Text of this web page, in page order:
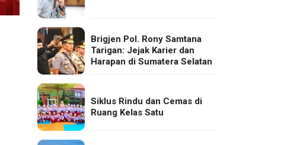
Brigjen Pol. Rony Samtana
Tarigan: Jejak Karier dan
Harapan di Sumatera Selatan
Siklus Rindu dan Cemas di
Ruang Kelas Satu